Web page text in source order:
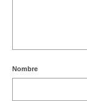
Nombre